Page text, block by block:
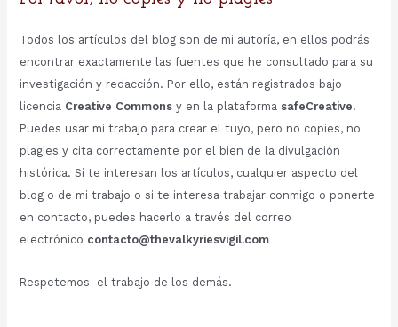
Todos los artículos del blog son de mi autoría, en ellos podrás
encontrar exactamente las fuentes que he consultado para su
investigación y redacción. Por ello, están registrados bajo
licencia Creative Commonsy en la plataforma safeCreative.
Puedes usar mi trabajo para crear el tuyo, pero no copies, no
plagies y cita correctamente por el bien de la divulgación
histórica. Si te interesan los artículos, cualquier aspecto del
blog o de mi trabajo o si te interesa trabajar conmigo o ponerte
en contacto, puedes hacerlo a través del correo
electrónico contacto@thevalkyriesvigil.com
Respetemos el trabajo de los demás.